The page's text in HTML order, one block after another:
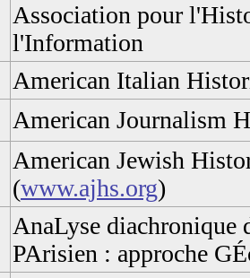
Association pour
l'Information
American Italian
American Journalism
American Jewish
(www.ajhs.org)
AnaLyse diachronique
PArisien : approche